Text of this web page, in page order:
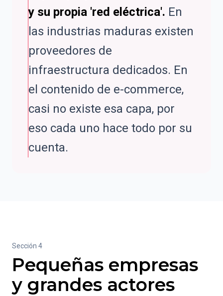
y su propia 'red eléctrica'. En
las industrias maduras existen
proveedores de
infraestructura dedicados. En
el contenido de e-commerce,
casi no existe esa capa, por
eso cada uno hace todo por su
cuenta.
Sección 4
Pequeñas empresas
y grandes actores